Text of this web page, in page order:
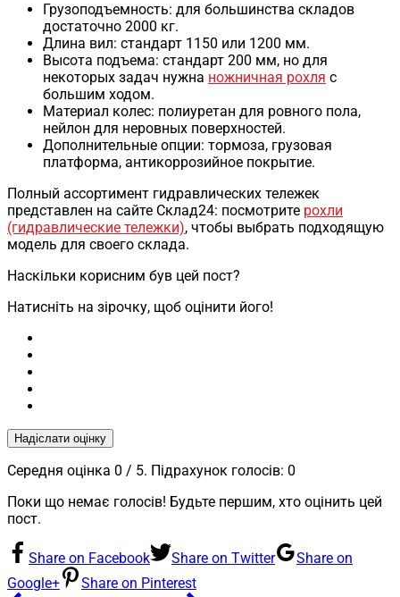
Грузоподъемность: для большинства складов
достаточно 2000 кг.
Длина вил: стандарт 1150 или 1200 мм.
Высота подъема: стандарт 200 мм, но для
некоторых задач нужна ножничная рохля с
большим ходом.
Материал колес: полиуретан для ровного пола,
нейлон для неровных поверхностей.
Дополнительные опции: тормоза, грузовая
платформа, антикоррозийное покрытие.
Полный ассортимент гидравлических тележек
представлен на сайте Склад24: посмотрите рохли
(гидравлические тележки), чтобы выбрать подходящую
модель для своего склада.
Наскільки корисним був цей пост?
Натисніть на зірочку, щоб оцінити його!
Надіслати оцінку
Середня оцінка 0 / 5. Підрахунок голосів: 0
Поки що немає голосів! Будьте першим, хто оцінить цей
пост.
Share on Facebook Share on Twitter
Share on
Google+
Share on Pinterest